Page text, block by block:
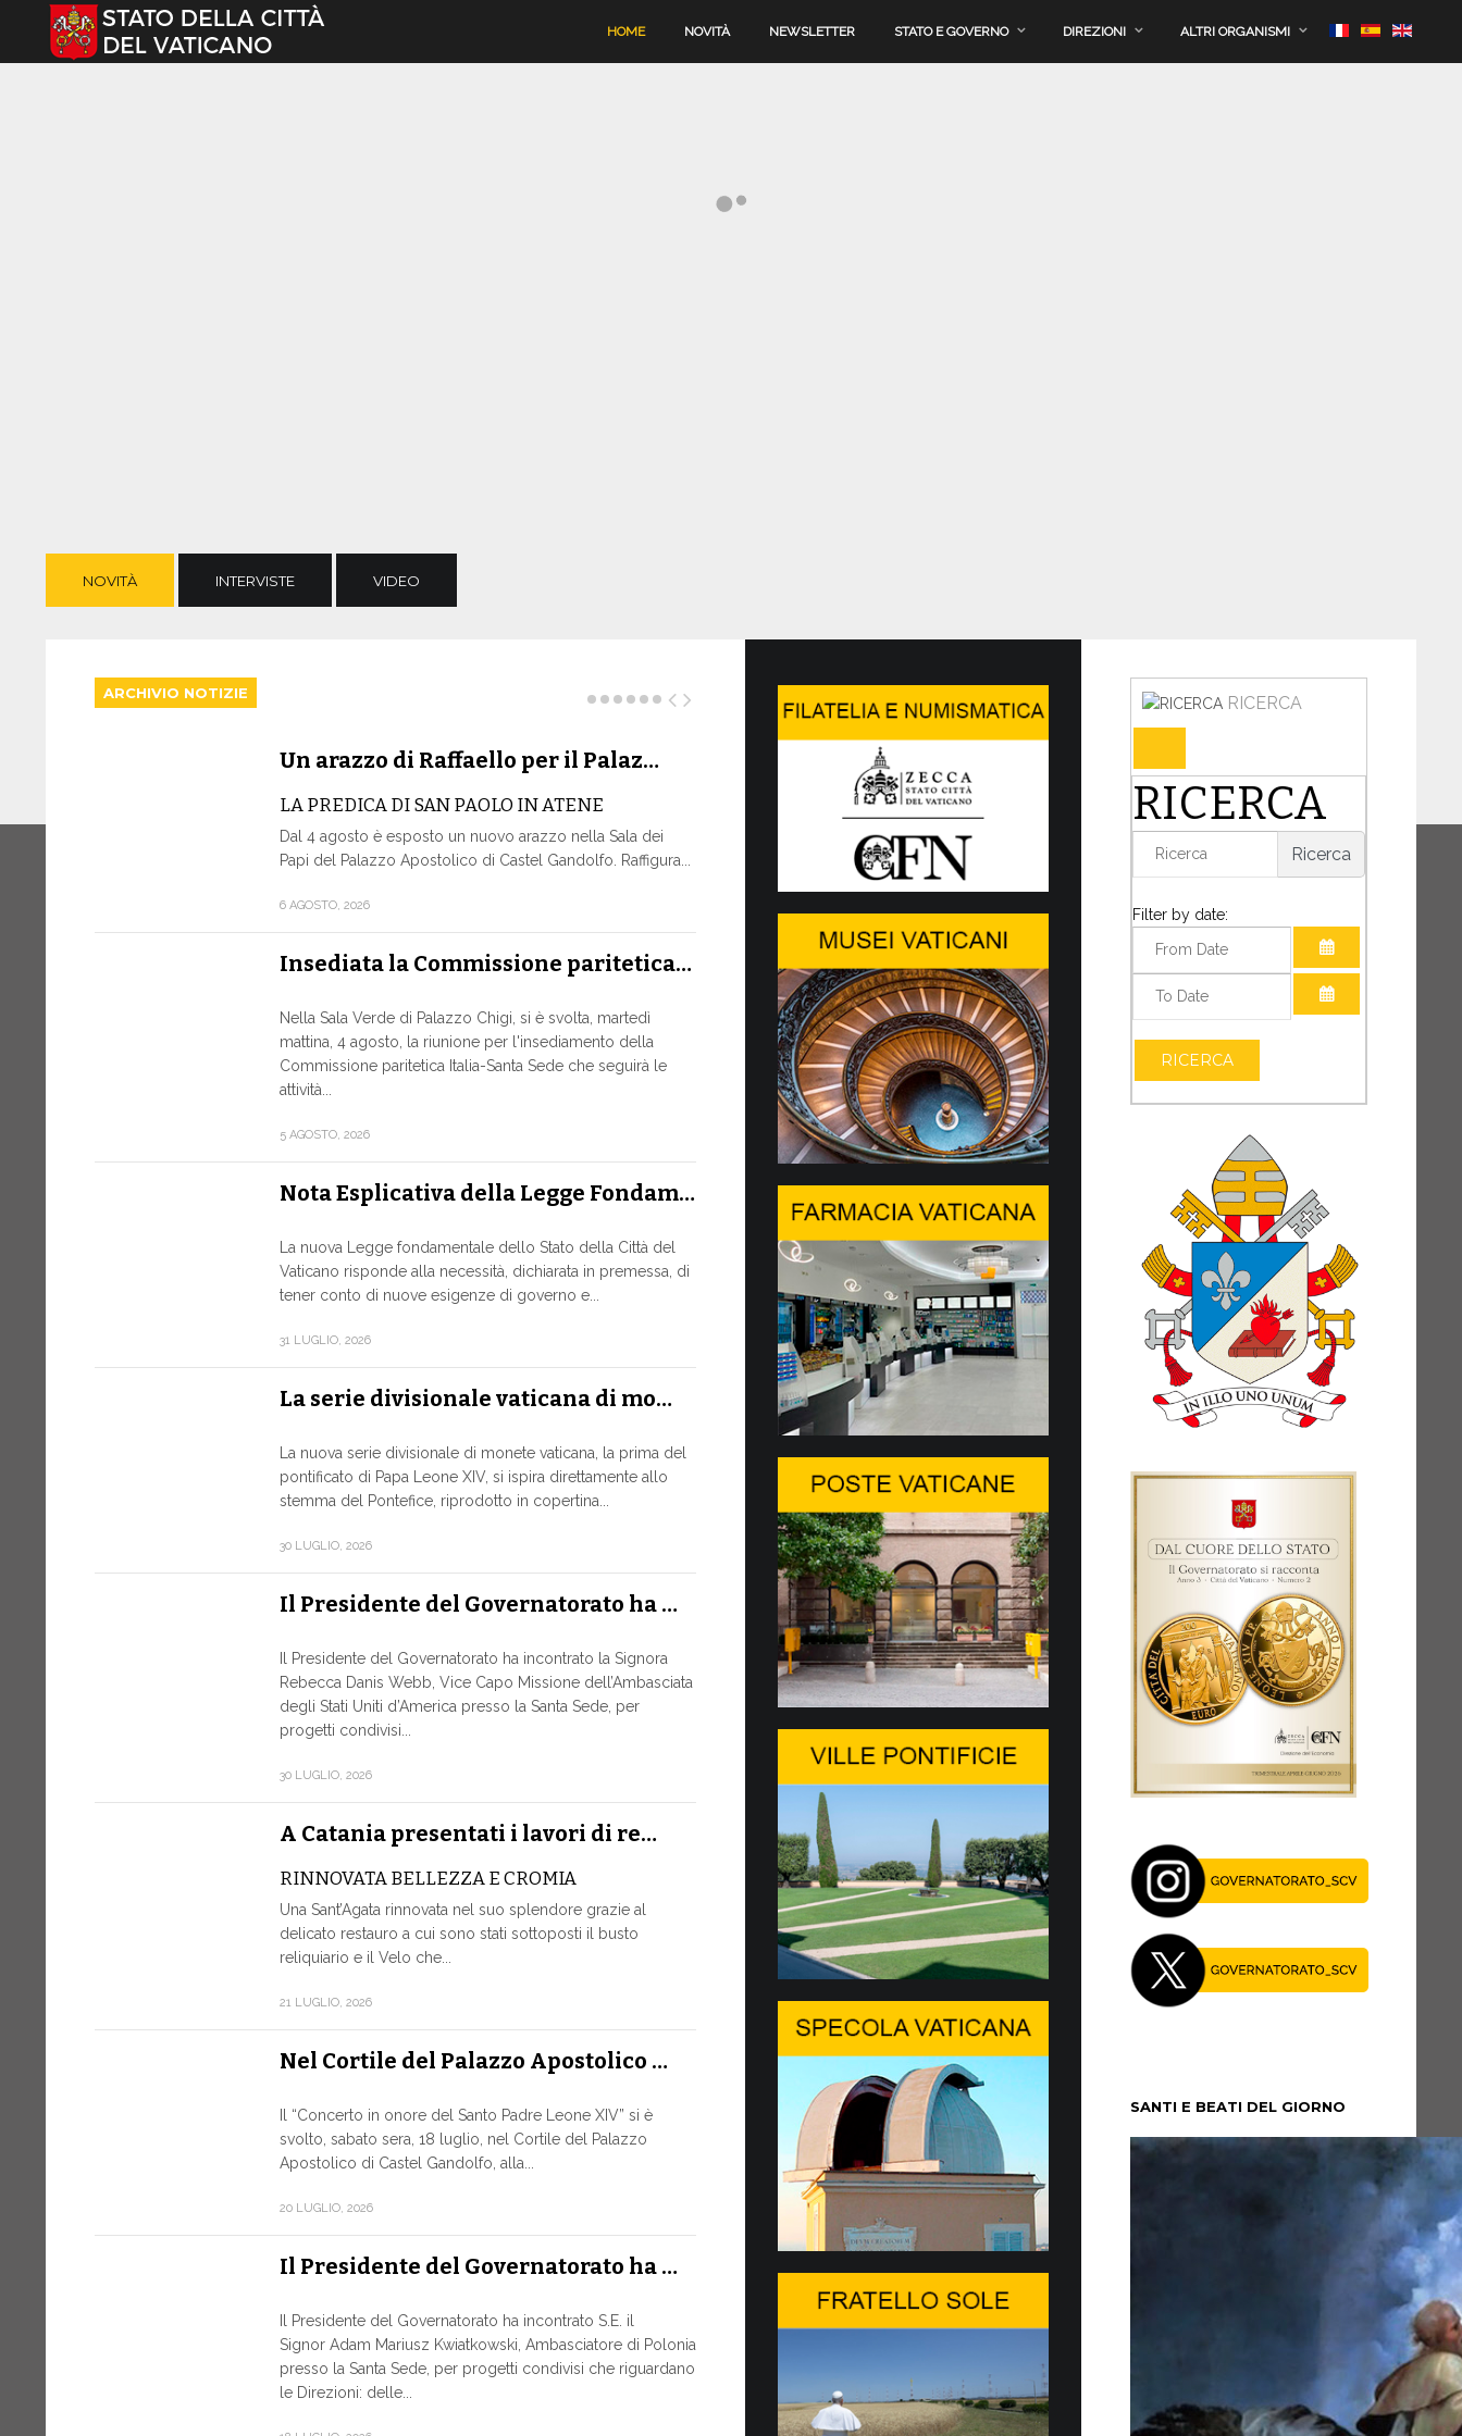
Seleziona la tua lingua HOME NOVITÀ NEWSLETTER STATO E GOVERNO DIREZIONI ALTRI ORGANISMI
NOVITÀ INTERVISTE VIDEO
ARCHIVIO NOTIZIE
Un arazzo di Raffaello per il Palaz…
LA PREDICA DI SAN PAOLO IN ATENE
Dal 4 agosto è esposto un nuovo arazzo nella Sala dei
Papi del Palazzo Apostolico di Castel Gandolfo. Raffigura...
6 AGOSTO, 2026
Insediata la Commissione paritetica…
Nella Sala Verde di Palazzo Chigi, si è svolta, martedì
mattina, 4 agosto, la riunione per l'insediamento della
Commissione paritetica Italia-Santa Sede che seguirà le
attività...
5 AGOSTO, 2026
Nota Esplicativa della Legge Fondam…
La nuova Legge fondamentale dello Stato della Città del
Vaticano risponde alla necessità, dichiarata in premessa, di
tener conto di nuove esigenze di governo e...
31 LUGLIO, 2026
La serie divisionale vaticana di mo…
La nuova serie divisionale di monete vaticana, la prima del
pontificato di Papa Leone XIV, si ispira direttamente allo
stemma del Pontefice, riprodotto in copertina...
30 LUGLIO, 2026
Il Presidente del Governatorato ha …
Il Presidente del Governatorato ha incontrato la Signora
Rebecca Danis Webb, Vice Capo Missione dell’Ambasciata
degli Stati Uniti d’America presso la Santa Sede, per
progetti condivisi...
30 LUGLIO, 2026
A Catania presentati i lavori di re…
RINNOVATA BELLEZZA E CROMIA
Una Sant’Agata rinnovata nel suo splendore grazie al
delicato restauro a cui sono stati sottoposti il busto
reliquiario e il Velo che...
21 LUGLIO, 2026
Nel Cortile del Palazzo Apostolico …
Il “Concerto in onore del Santo Padre Leone XIV” si è
svolto, sabato sera, 18 luglio, nel Cortile del Palazzo
Apostolico di Castel Gandolfo, alla...
20 LUGLIO, 2026
Il Presidente del Governatorato ha …
Il Presidente del Governatorato ha incontrato S.E. il
Signor Adam Mariusz Kwiatkowski, Ambasciatore di Polonia
presso la Santa Sede, per progetti condivisi che riguardano
le Direzioni: delle...
La Farmacia lancia il nuovo sito we…
La Farmacia Vaticana ha lanciato il nuovo sito web
www.farmaciavaticana.va completamente rinnovato,
attraverso un importante intervento di restyling e
aggiornamento per offrire un’esperienza di navigazione
più...
Siglato accordo tra Governatorato, …
ASSISTENZA SANITARIA AI CONSACRATI E AI
MISSIONARI
Un progetto dal valore etico e sociale, finalizzato allo
studio, approfondimento e attuazione di una soluzione
sostenibile, dal punto...
13 LUGLIO, 2026
A Ginevra conclusi il WSIS Forum e …
IL BISOGNO DI DIALOGO IN UN MONDO IN
RAPIDO CAMBIAMENTO
In un momento di svolta epocale, Papa Leone XIV ha
assicurato la presenza della Santa Sede...
Tre emissioni numismatiche
Da oggi sono disponibili sull’e-shop della
Commercializzazione Filatelica e Numismatica del
Governatorato dello Stato della Città del Vaticano (CFN) tre
nuove emissioni numismatiche: la moneta...
10 LUGLIO, 2026
A Ginevra la Ministerial Roundtable…
L’USO DELL’INTELLIGENZA ARTIFICIALE NON
È MAI UNA QUESTIONE PURAMENTE TECNICA
Momento distintivo del WSIS Forum 2026, organizzato
dall’Unione Internazionale delle Telecomunicazioni (ITU), è
la Ministerial Roundtable...
9 LUGLIO, 2026
A Ginevra conversazione ad alto liv…
SALVAGUARDIA DELLA PERSONA UMANA AI
TEMPI DELL’INTELLIGENZA ARTIFICIALE
Nella cornice del Center Stage del Palexpo, mercoledì
pomeriggio, 8 luglio, si è tenuta a Ginevra, una
conversazione...
9 LUGLIO, 2026
Il Messaggio del Papa al WSIS Forum…
Papa Leone XIV assicura la presenza della Santa Sede e la
sua apertura al dialogo, soprattutto in questo momento di
8 LUGLIO, 2026
RICERCA
RICERCA
Ricerca
Filter by date:
APRI IL
RICERCA
SANTI E BEATI DEL GIORNO